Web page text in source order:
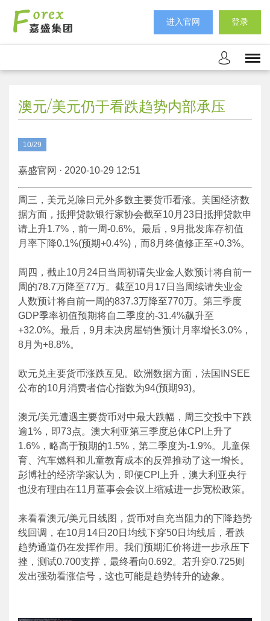
进入官网 登录
澳元/美元仍于看跌趋势内部承压
10/29
嘉盛官网 · 2020-10-29 12:51
周三，美元兑除日元外多数主要货币看涨。美国经济数
据方面，抵押贷款银行家协会截至10月23日抵押贷款申
请上升1.7%，前一周-0.6%。最后，9月批发库存初值
月率下降0.1%(预期+0.4%)，而8月终值修正至+0.3%。
周四，截止10月24日当周初请失业金人数预计将自前一
周的78.7万降至77万。截至10月17日当周续请失业金
人数预计将自前一周的837.3万降至770万。第三季度
GDP季率初值预期将自二季度的-31.4%飙升至
+32.0%。最后，9月未决房屋销售预计月率增长3.0%，
8月为+8.8%。
欧元兑主要货币涨跌互见。欧洲数据方面，法国INSEE
公布的10月消费者信心指数为94(预期93)。
澳元/美元遭遇主要货币对中最大跌幅，周三交投中下跌
逾1%，即73点。澳大利亚第三季度总体CPI上升了
1.6%，略高于预期的1.5%，第二季度为-1.9%。儿童保
育、汽车燃料和儿童教育成本的反弹推动了这一增长。
彭博社的经济学家认为，即便CPI上升，澳大利亚央行
也没有理由在11月董事会会议上缩减进一步宽松政策。
来看看澳元/美元日线图，货币对自充当阻力的下降趋势
线回调，在10月14日20日均线下穿50日均线后，看跌
趋势通道仍在发挥作用。我们预期汇价将进一步承压下
挫，测试0.700支撑，最终看向0.692。若升穿0.725则
发出强劲看涨信号，这也可能是趋势转升的迹象。